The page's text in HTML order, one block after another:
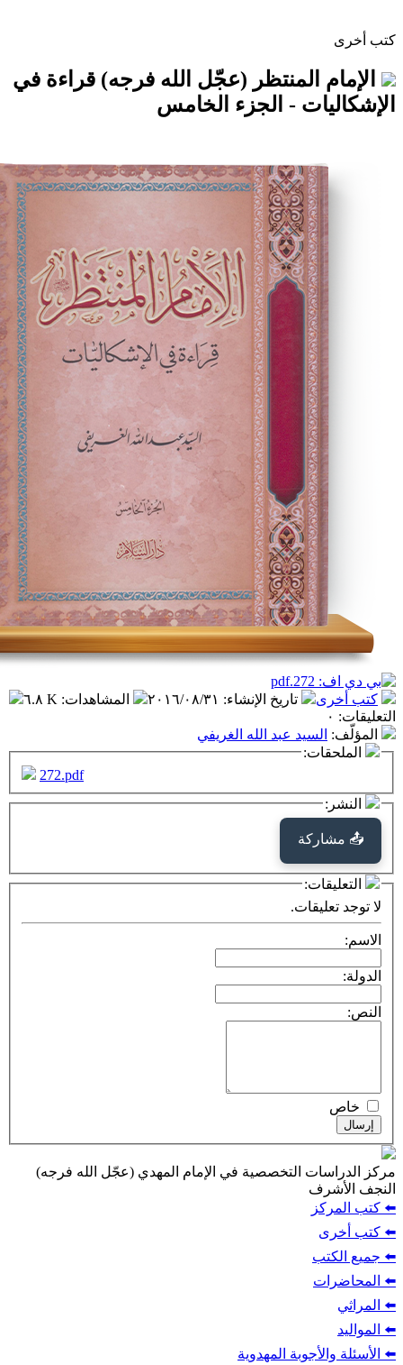
(عجّل الله فرجه) قراءة في
- الجزء الخامس
تاريخ الإنشاء:٢٠١٦/٠٨/٣١ المشاهدات:٦.٨ K
عبد الله الغريفي
التخصصية في الإمام المهدي (عجّل الله فرجه)
المهدوية